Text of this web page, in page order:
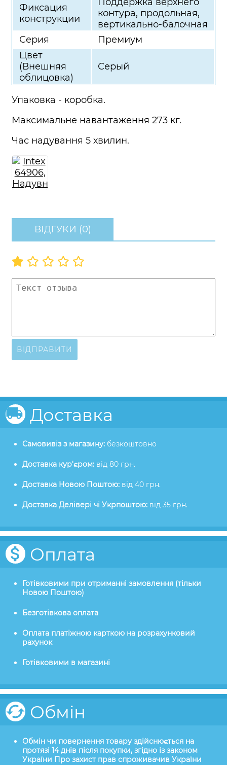
Фиксация
конструкции
контура, продольная,
вертикально-балочная
Серия
Премиум
Цвет
(Внешняя
облицовка)
Серый
Упаковка - коробка.
Максимальне навантаження 273 кг.
Час надування 5 хвилин.
ВІДГУКИ (0)
ВІДПРАВИТИ
Доставка
Самовивіз з магазину: безкоштовно
Доставка кур'єром: від 80 грн.
Доставка Новою Поштою: від 40 грн.
Доставка Делівері чі Укрпоштою: від 35 грн.
Оплата
Готівковими при отриманні замовлення (тільки
Новою Поштою)
Безготівкова оплата
Оплата платіжною карткою на розрахунковий
рахунок
Готівковими в магазині
Обмін
Обмін чи повернення товару здійснюється на
протязі 14 днів після покупки, згідно із законом
України Про захист прав спроживачив України